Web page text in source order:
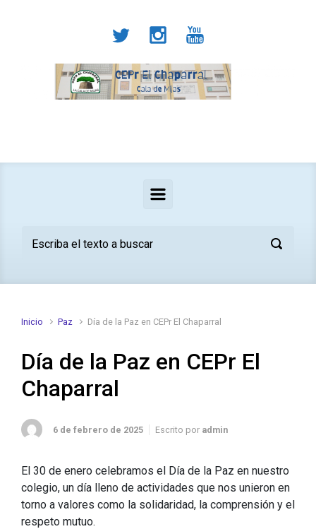
Inicio Paz Día de la Paz en CEPr El Chaparral
Día de la Paz en CEPr El
Chaparral
6 de febrero de 2025 Escrito por admin
El 30 de enero celebramos el Día de la Paz en nuestro
colegio, un día lleno de actividades que nos unieron en
torno a valores como la solidaridad, la comprensión y el
respeto mutuo.